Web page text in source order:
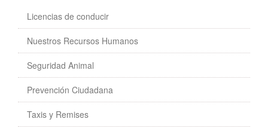
Licencias de conducir
Nuestros Recursos Humanos
Seguridad Animal
Prevención Ciudadana
Taxis y Remises